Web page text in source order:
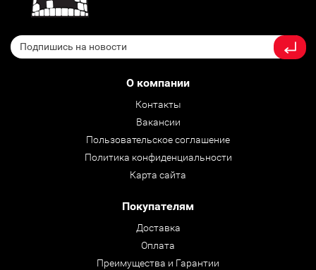
О компании
Контакты
Вакансии
Пользовательское соглашение
Политика конфиденциальности
Карта сайта
Покупателям
Доставка
Оплата
Преимущества и Гарантии